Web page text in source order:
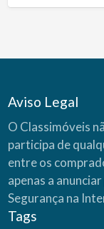
Aviso Legal
O Classimóveis
participa de
entre os
apenas a
Segurança na
Tags